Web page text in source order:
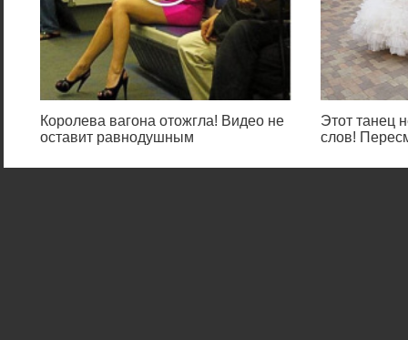
Королева вагона отожгла! Видео не
оставит равнодушным
Этот танец
слов!